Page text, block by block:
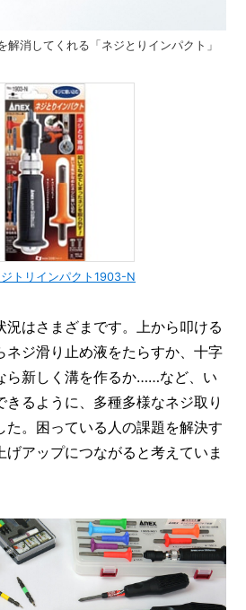
解消してくれる「ネジとりインパクト」
トリインパクト1903-N
況はさまざまです。上から叩ける
ネジ滑り止め液をたらすか、十字
ら新しく溝を作るか……など、い
きるように、多種多様なネジ取り
た。困っている人の課題を解決す
げアップにつながると考えていま